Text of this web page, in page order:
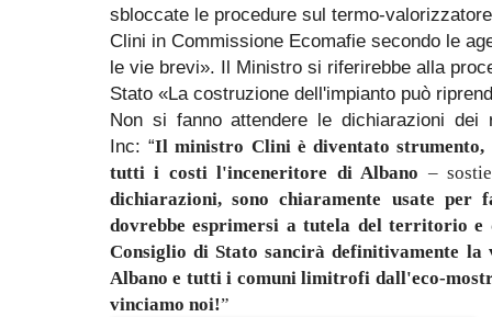
sbloccate le procedure sul termo-
Clini in Commissione Ecomafie secondo le
le vie brevi». Il Ministro si riferirebbe alla
Stato «La costruzione dell'impianto può
Non si fanno attendere le dichiarazioni dei
Inc:“Il ministro Clini è diventato strumento,
tutti i costi l'inceneritore di Albano –
dichiarazioni, sono chiaramente usate per
dovrebbe esprimersi a tutela del territorio
Consiglio di Stato sancirà definitivamente
Albano e tutti i comuni limitrofi dall'eco-
vinciamo noi!”